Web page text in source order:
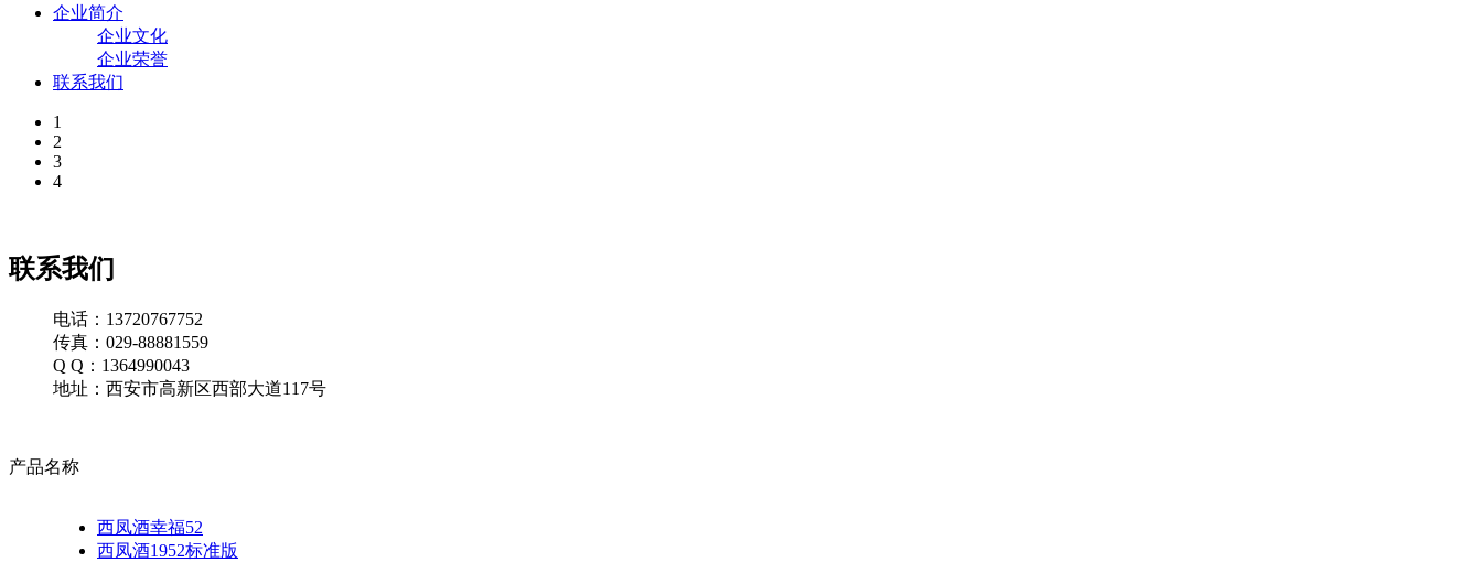
企业简介
企业文化
企业荣誉
联系我们
1
2
3
4
联系我们
电话：13720767752
传真：029-88881559
Q Q：1364990043
地址：西安市高新区西部大道117号
产品名称
西凤酒幸福52
西凤酒1952标准版